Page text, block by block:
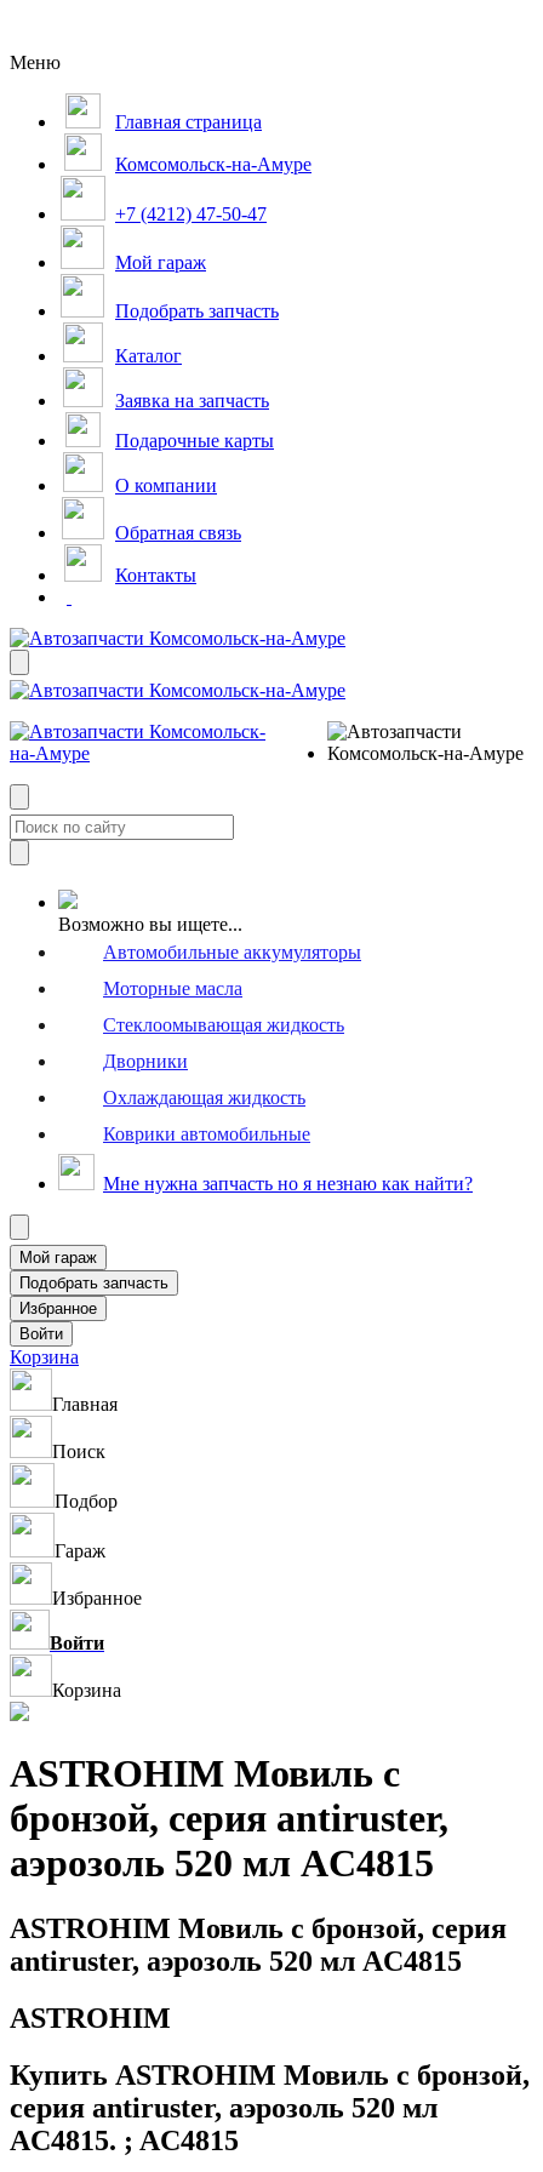
Меню
Главная страница
Комсомольск-на-Амуре
+7 (4212) 47-50-47
Мой гараж
Подобрать запчасть
Каталог
Заявка на запчасть
Подарочные карты
О компании
Обратная связь
Контакты
Возможно вы ищете...
Автомобильные аккумуляторы
Моторные масла
Стеклоомывающая жидкость
Дворники
Охлаждающая жидкость
Коврики автомобильные
Мне нужна запчасть но я незнаю как найти?
Корзина
Главная
Поиск
Подбор
Гараж
Избранное
Войти
Корзина
ASTROHIM Мовиль с
бронзой, серия antiruster,
аэрозоль 520 мл AC4815
ASTROHIM Мовиль с бронзой, серия
antiruster, аэрозоль 520 мл AC4815
ASTROHIM
Купить ASTROHIM Мовиль с бронзой,
серия antiruster, аэрозоль 520 мл
AC4815. ; AC4815